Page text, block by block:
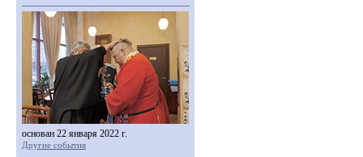
основан 22 января 2022 г.
Другие события